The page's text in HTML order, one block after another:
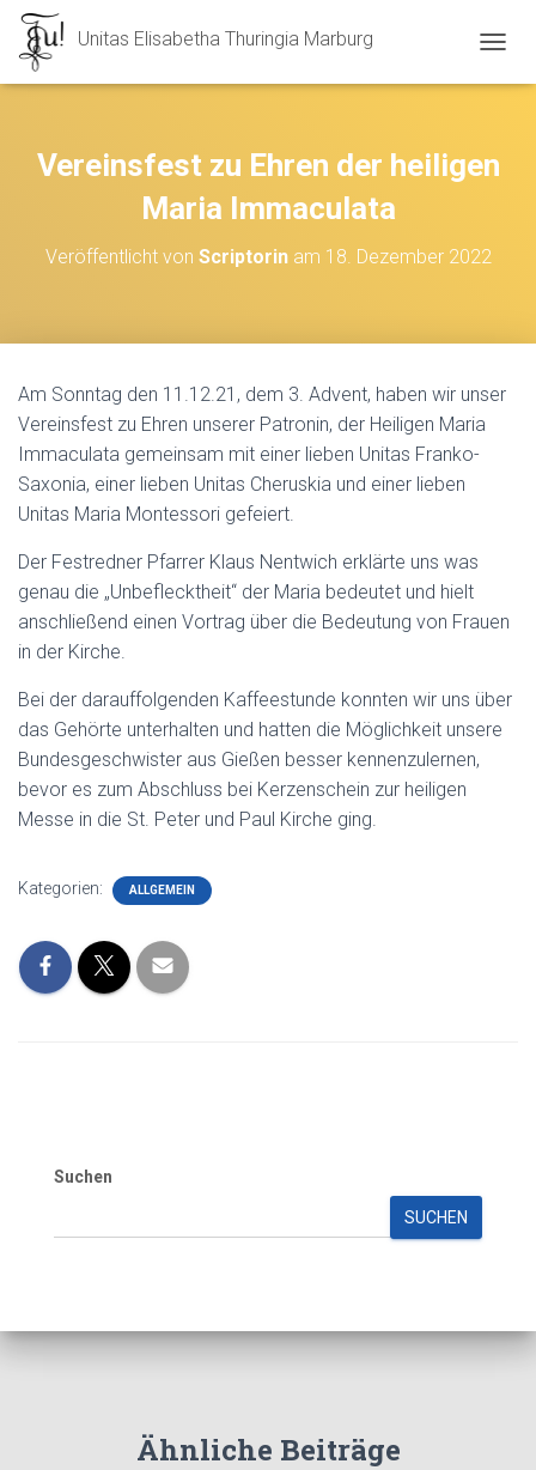
Unitas Elisabetha Thuringia Marburg
A
A
A
Vereinsfest zu Ehren der heiligen
Maria Immaculata
Veröffentlicht von Scriptorinam 18. Dezember 2022
Am Sonntag den 11.12.21, dem 3. Advent, haben wir unser
Vereinsfest zu Ehren unserer Patronin, der Heiligen Maria
Immaculata gemeinsam mit einer lieben Unitas Franko-
Saxonia, einer lieben Unitas Cheruskia und einer lieben
Unitas Maria Montessori gefeiert.
Der Festredner Pfarrer Klaus Nentwich erklärte uns was
genau die „Unbeflecktheit“ der Maria bedeutet und hielt
anschließend einen Vortrag über die Bedeutung von Frauen
in der Kirche.
Bei der darauffolgenden Kaffeestunde konnten wir uns über
das Gehörte unterhalten und hatten die Möglichkeit unsere
Bundesgeschwister aus Gießen besser kennenzulernen,
bevor es zum Abschluss bei Kerzenschein zur heiligen
Messe in die St. Peter und Paul Kirche ging.
Kategorien: ALLGEMEIN
Suchen
SUCHEN
Ähnliche Beiträge